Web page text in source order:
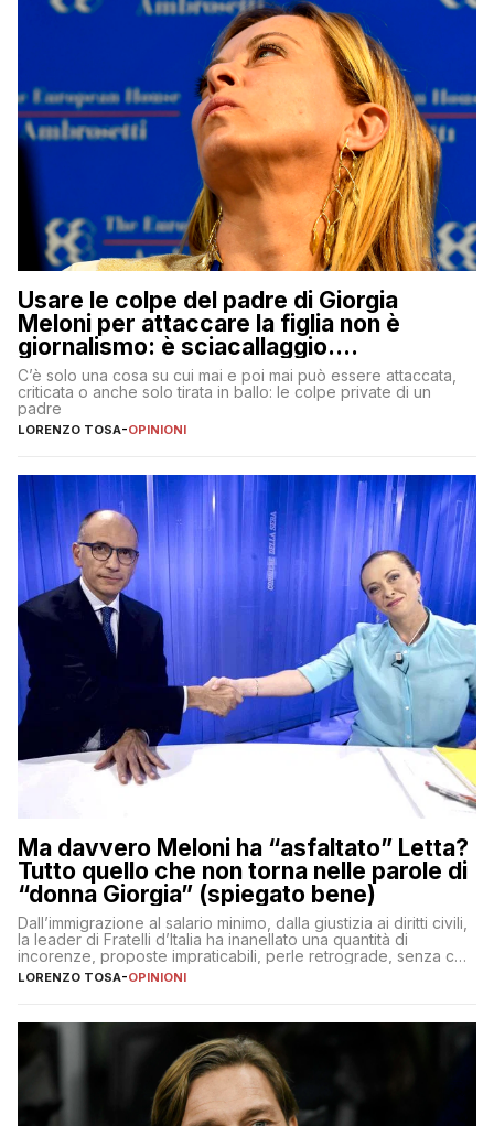
Usare le colpe del padre di Giorgia
Meloni per attaccare la figlia non è
giornalismo: è sciacallaggio.
Dimostriamo di essere diversi
C’è solo una cosa su cui mai e poi mai può essere attaccata,
criticata o anche solo tirata in ballo: le colpe private di un
padre
LORENZO TOSA-OPINIONI
Ma davvero Meloni ha “asfaltato” Letta?
Tutto quello che non torna nelle parole di
“donna Giorgia” (spiegato bene)
Dall’immigrazione al salario minimo, dalla giustizia ai diritti civili,
la leader di Fratelli d’Italia ha inanellato una quantità di
incorenze, proposte impraticabili, perle retrograde, senza che
nessuno – a destra come a sinistra – glielo abbia fatto notare
LORENZO TOSA-OPINIONI